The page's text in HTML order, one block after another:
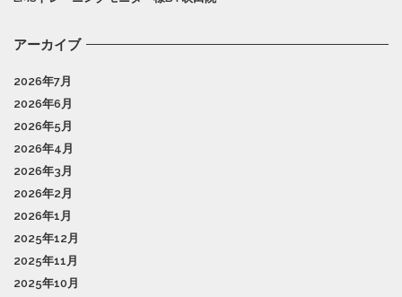
アーカイブ
2026年7月
2026年6月
2026年5月
2026年4月
2026年3月
2026年2月
2026年1月
2025年12月
2025年11月
2025年10月